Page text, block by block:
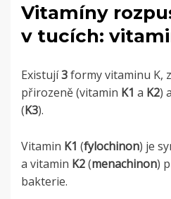
Vitamíny
v tucích:
Existují3formy vitaminu K,
přirozeně (vitamin K1 a K2)
(K3).
Vitamin K1 (fylochinon) je
a vitamin K2(menachinon)
bakterie.